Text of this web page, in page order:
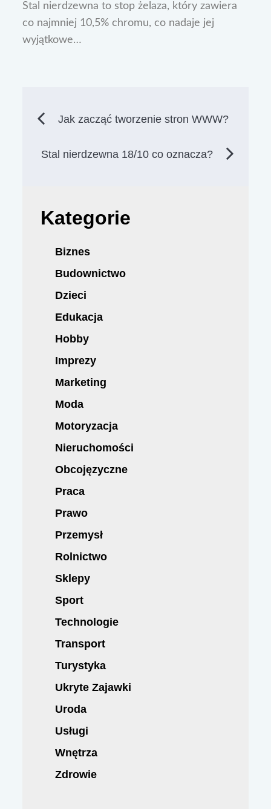
Stal nierdzewna to stop żelaza, który zawiera
co najmniej 10,5% chromu, co nadaje jej
wyjątkowe…
Nawigacja
wpisu
Jak zacząć tworzenie stron WWW?
Stal nierdzewna 18/10 co oznacza?
Kategorie
Biznes
Budownictwo
Dzieci
Edukacja
Hobby
Imprezy
Marketing
Moda
Motoryzacja
Nieruchomości
Obcojęzyczne
Praca
Prawo
Przemysł
Rolnictwo
Sklepy
Sport
Technologie
Transport
Turystyka
Ukryte Zajawki
Uroda
Usługi
Wnętrza
Zdrowie